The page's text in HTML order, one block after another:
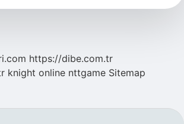
Kullanılır
https://dibe.com.tr
knight online nttgame Sitemap